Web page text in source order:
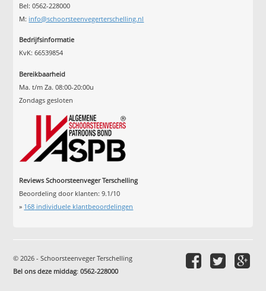
Bel: 0562-228000
M: info@schoorsteenvegerterschelling.nl
Bedrijfsinformatie
KvK: 66539854
Bereikbaarheid
Ma. t/m Za. 08:00-20:00u
Zondags gesloten
Reviews Schoorsteenveger Terschelling
Beoordeling door klanten:9.1/10
» 168 individuele klantbeoordelingen
© 2026 - Schoorsteenveger Terschelling
Bel ons deze middag:0562-228000